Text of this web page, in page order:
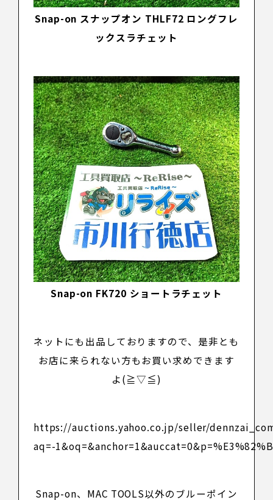
Snap-on スナップオン THLF72 ロングフレ
ックスラチェット
Snap-on FK720 ショートラチェット
ネットにも出品しておりますので、是非とも
お店に来られない方もお買い求めできます
よ(≧▽≦)
https://auctions.yahoo.co.jp/seller/
aq=-
Snap-on、 MAC TOOLS以外のブルーポイン